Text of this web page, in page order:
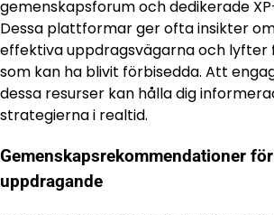
gemenskapsforum och dedikerade
Dessa plattformar ger ofta insikter
effektiva uppdragsvägarna och lyfter
som kan ha blivit förbisedda. Att
dessa resurser kan hålla dig
strategierna i realtid.
Gemenskapsrekommendationer
uppdragande